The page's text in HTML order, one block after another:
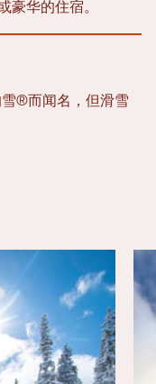
豪华的住宿。
®而闻名，但滑雪